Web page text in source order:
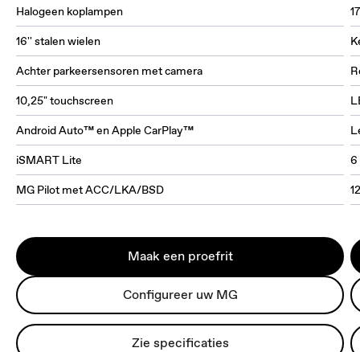
Halogeen koplampen
16'' stalen wielen
Achter parkeersensoren met camera
10,25" touchscreen
Android Auto™ en Apple CarPlay™
iSMART Lite
MG Pilot met ACC/LKA/BSD
Maak een proefrit
Configureer uw MG
Zie specificaties
6